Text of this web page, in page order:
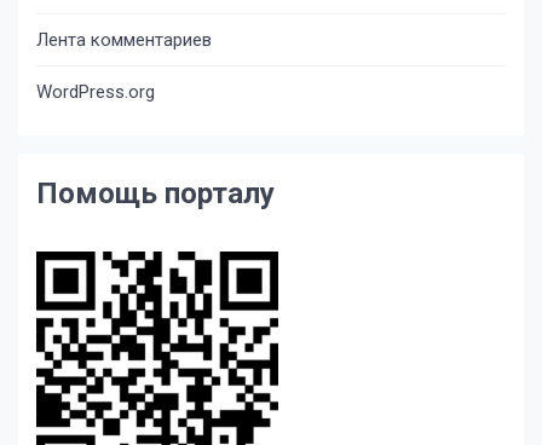
Лента комментариев
WordPress.org
Помощь порталу